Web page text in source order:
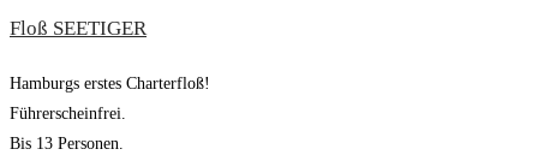
Floß SEETIGER
Hamburgs erstes Charterfloß!
Führerscheinfrei.
Bis 13 Personen.